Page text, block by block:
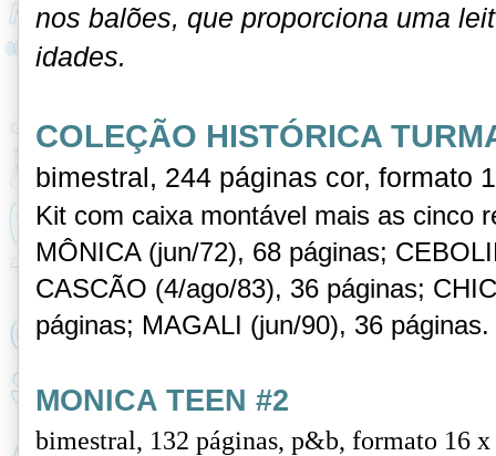
nos balões, que proporciona uma
idades.
COLEÇÃO HISTÓRICA
bimestral, 244 páginas cor, formato
Kit com caixa montável mais as cinco
MÔNICA (jun/72), 68 páginas;
CASCÃO (4/ago/83), 36 páginas;
páginas; MAGALI (jun/90), 36 páginas.
MONICA TEEN #2
bimestral, 132 páginas, p&b, formato 16